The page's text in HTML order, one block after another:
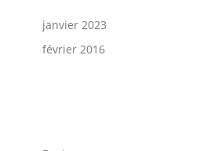
janvier 2023
février 2016